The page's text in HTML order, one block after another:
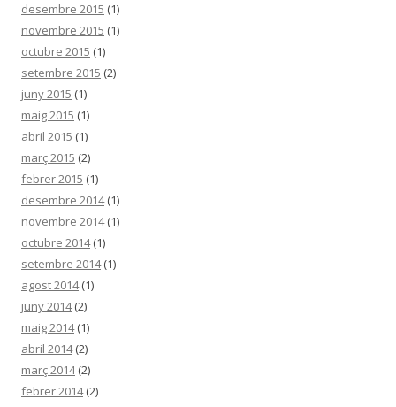
desembre 2015 (1)
novembre 2015 (1)
octubre 2015 (1)
setembre 2015 (2)
juny 2015 (1)
maig 2015 (1)
abril 2015 (1)
març 2015 (2)
febrer 2015 (1)
desembre 2014(1)
novembre 2014(1)
octubre 2014(1)
setembre 2014(1)
agost 2014(1)
juny 2014(2)
maig 2014(1)
abril 2014(2)
març 2014(2)
febrer 2014(2)